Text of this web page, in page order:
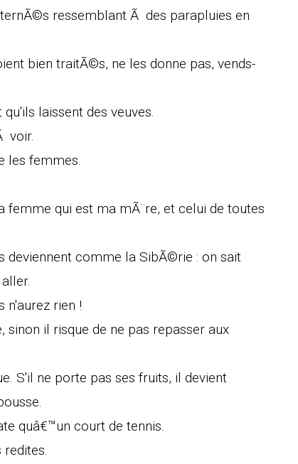
ressemblant Ã des parapluies en
bien traitÃ©s, ne les donne pas, vends-
laissent des veuves.
voir.
les femmes.
qui est ma mÃ¨re, et celui de toutes
comme la SibÃ©rie : on sait
n'aurez rien !
il risque de ne pas repasser aux
S'il ne porte pas ses fruits, il devient
quâ€™un court de tennis.
redites.